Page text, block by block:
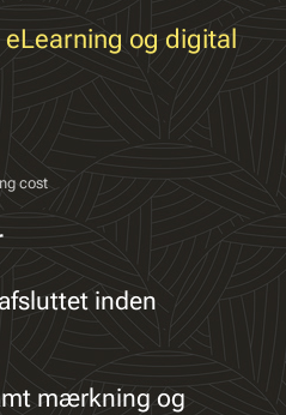
eLearning og digital
cost
inden
mærkning og